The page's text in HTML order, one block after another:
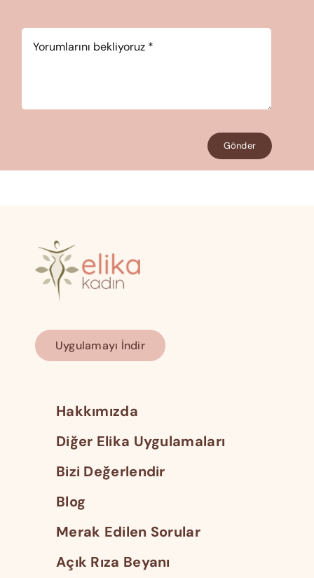
Gönder
Uygulamayı İndir
Hakkımızda
Diğer Elika Uygulamaları
Bizi Değerlendir
Blog
Merak Edilen Sorular
Açık Rıza Beyanı